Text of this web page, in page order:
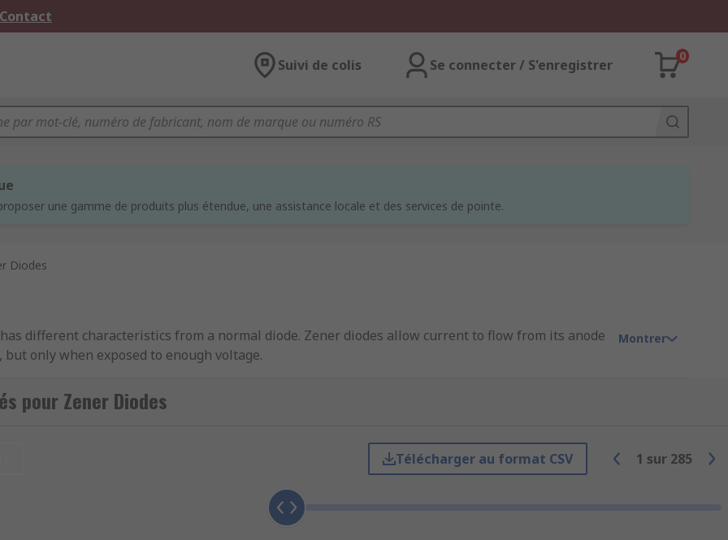
Suivi de colis Se connecter / S'enregistrer
0
une gamme de produits plus étendue, une assistance locale et des services de pointe.
Diodes
different characteristics from a normal diode. Zener diodes allow current to flow from its anode
only when exposed to enough voltage.
mode. The voltage level that changes the direction of flow is called Zener Voltage or Breakdown
from 1.8 to 200 V.
Montrer
pour Zener Diodes
Télécharger au format CSV 1 sur 285